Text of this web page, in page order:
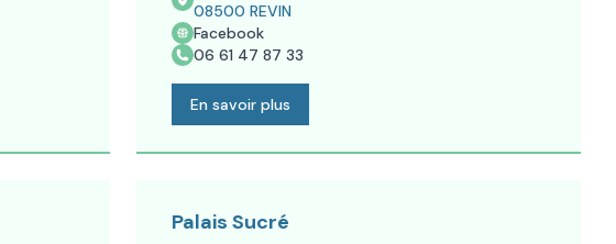
08500 REVIN
Facebook
06 61 47 87 33
En savoir plus
Palais Sucré